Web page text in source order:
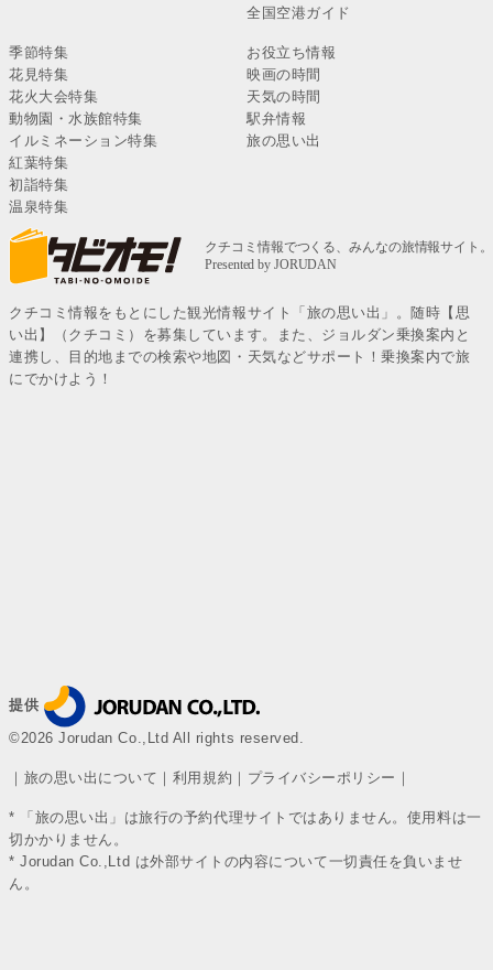
全国空港ガイド
季節特集
花見特集
花火大会特集
動物園・水族館特集
イルミネーション特集
紅葉特集
初詣特集
温泉特集
お役立ち情報
映画の時間
天気の時間
駅弁情報
旅の思い出
クチコミ情報をもとにした観光情報サイト「旅の思い出」。随時【思
い出】（クチコミ）を募集しています。また、ジョルダン乗換案内と
連携し、目的地までの検索や地図・天気などサポート！乗換案内で旅
にでかけよう！
提供
©2026 Jorudan Co.,Ltd All rights reserved.
｜ 旅の思い出について ｜ 利用規約 ｜ プライバシーポリシー ｜
* 「旅の思い出」は旅行の予約代理サイトではありません。使用料は一
切かかりません。
* Jorudan Co.,Ltd は外部サイトの内容について一切責任を負いませ
ん。